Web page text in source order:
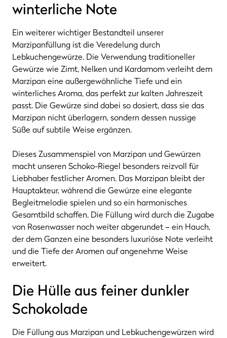
winterliche Note
Ein weiterer wichtiger Bestandteil unserer
Marzipanfüllung ist die Veredelung durch
Lebkuchengewürze. Die Verwendung traditioneller
Gewürze wie Zimt, Nelken und Kardamom verleiht dem
Marzipan eine außergewöhnliche Tiefe und ein
winterliches Aroma, das perfekt zur kalten Jahreszeit
passt. Die Gewürze sind dabei so dosiert, dass sie das
Marzipan nicht überlagern, sondern dessen nussige
Süße auf subtile Weise ergänzen.
Dieses Zusammenspiel von Marzipan und Gewürzen
macht unseren Schoko-Riegel besonders reizvoll für
Liebhaber festlicher Aromen. Das Marzipan bleibt der
Hauptakteur, während die Gewürze eine elegante
Begleitmelodie spielen und so ein harmonisches
Gesamtbild schaffen. Die Füllung wird durch die Zugabe
von Rosenwasser noch weiter abgerundet – ein Hauch,
der dem Ganzen eine besonders luxuriöse Note verleiht
und die Tiefe der Aromen auf angenehme Weise
erweitert.
Die Hülle aus feiner dunkler
Schokolade
Die Füllung aus Marzipan und Lebkuchengewürzen wird